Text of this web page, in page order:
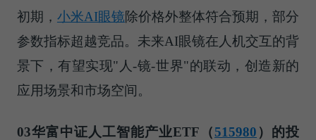
初期， 小米AI眼镜除价格外整体符合预期，部分
参数指标超越竞品。未来AI眼镜在人机交互的背
景下，有望实现"人-镜-世界"的联动，创造新的
应用场景和市场空间。
03华富中证人工智能产业ETF（515980 ）的投